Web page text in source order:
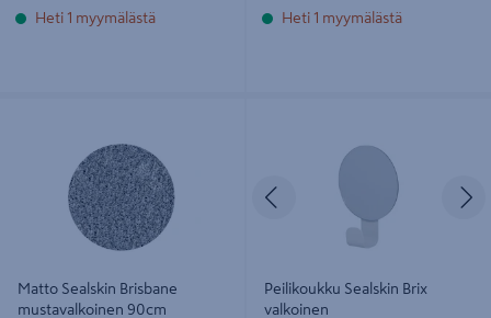
Heti 1 myymälästä Heti 1 myymälästä
Matto Sealskin Brisbane
mustavalkoinen 90cm
Peilikoukku Sealskin Brix
valkoinen